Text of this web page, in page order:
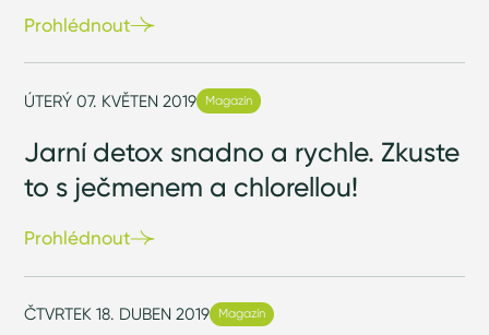
Prohlédnout
ÚTERÝ 07. KVĚTEN 2019 Magazín
Jarní detox snadno a rychle. Zkuste
to s ječmenem a chlorellou!
Prohlédnout
ČTVRTEK 18. DUBEN 2019 Magazín